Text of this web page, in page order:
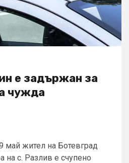
е задържан за
чужда
май жител на Ботевград
на с. Разлив е счупено